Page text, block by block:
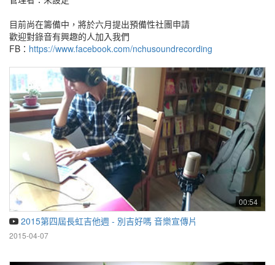
目前尚在籌備中，將於六月提出預備性社團申請
歡迎對錄音有興趣的人加入我們
FB： https://www.facebook.com/nchusoundrecording
00:54
2015第四屆長虹吉他週 - 別吉好嗎 音樂宣傳片
2015-04-07